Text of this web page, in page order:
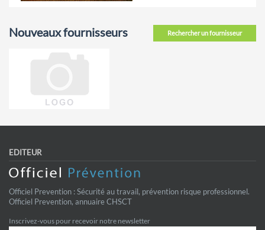
Rechercher un fournisseur
Nouveaux fournisseurs
EDITEUR
Officiel Prevention : Sécurité au travail, prévention risque professionnel.
Officiel Prevention, annuaire CHSCT
Inscrivez-vous pour recevoir notre newsletter